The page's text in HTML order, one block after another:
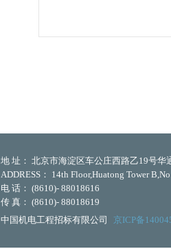
地 址： 北京市海淀区车公庄西路乙19号华
ADDRESS： 14th Floor,Huatong Tower
电 话： (8610)- 88018616
传 真： (8610)- 88018619
中国机电工程招标有限公司
京ICP备